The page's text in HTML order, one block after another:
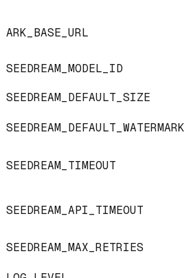
ARK_BASE_URL
SEEDREAM_MODEL_ID
SEEDREAM_DEFAULT_SIZE
SEEDREAM_DEFAULT_WATERMARK
SEEDREAM_TIMEOUT
SEEDREAM_API_TIMEOUT
SEEDREAM_MAX_RETRIES